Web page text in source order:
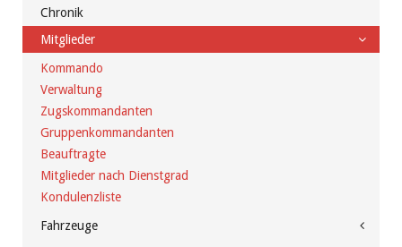
Chronik
Mitglieder
Kommando
Verwaltung
Zugskommandanten
Gruppenkommandanten
Beauftragte
Mitglieder nach Dienstgrad
Kondulenzliste
Fahrzeuge